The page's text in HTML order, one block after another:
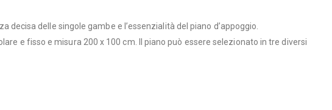
delle singole gambe e l’essenzialità del piano d’appoggio.
e fisso e misura 200 x 100 cm. Il piano può essere selezionato in tre diversi